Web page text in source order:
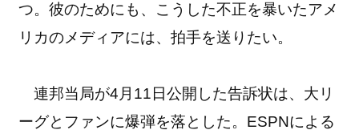
つ。彼のためにも、こうした不正を暴いたアメ
リカのメディアには、拍手を送りたい。
連邦当局が4月11日公開した告訴状は、大リ
ーグとファンに爆弾を落とした。ESPNによる